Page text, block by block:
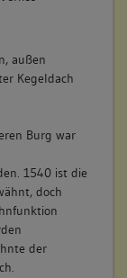
des
Glöcklein
außen
Kegeldach
Burg war
1540 ist die
doch
der